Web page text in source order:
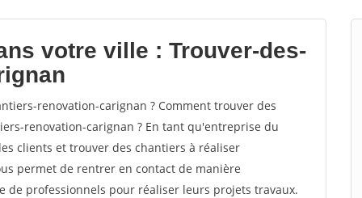
votre ville : Trouver-des-
renovation-carignan ? Comment trouver des
renovation-carignan ? En tant qu'entreprise du
clients et trouver des chantiers à réaliser
permet de rentrer en contact de manière
de professionnels pour réaliser leurs projets travaux.